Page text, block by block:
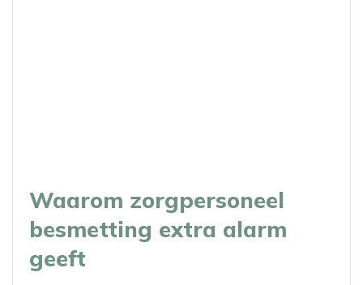
Waarom zorgpersoneel
besmetting extra alarm
geeft